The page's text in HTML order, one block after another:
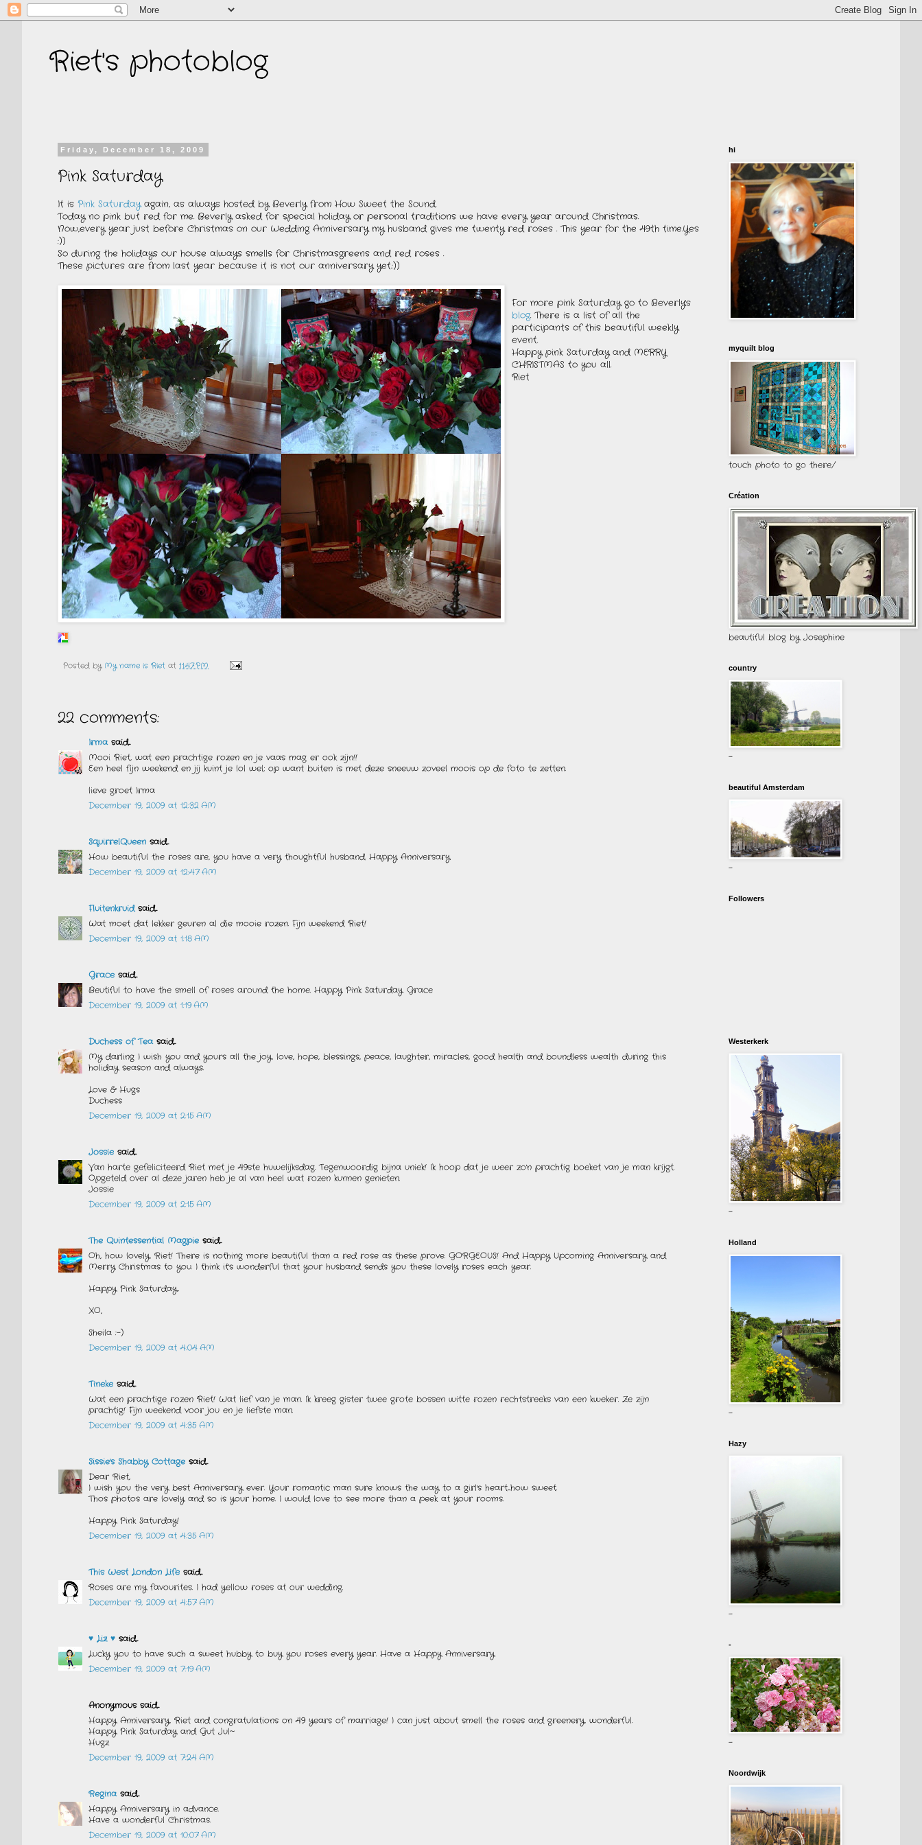
Riet's photoblog
Friday, December 18, 2009
Pink Saturday
It is Pink Saturdayagain, as always hosted by Beverly from How Sweet the Sound.
Today no pink but red for me. Beverly asked for special holiday or personal traditions we have every year around Christmas.
Now,every year just before Christmas on our Wedding Anniversary my husband gives me twenty red roses . This year for the 49th time.Yes
:))
So during the holidays our house always smells for Christmasgreens and red roses .
These pictures are from last year because it is not our anniversary yet.:))
For more pink Saturday go to Beverly's
blog. There is a list of all the
participants of this beautiful weekly
event.
Happy pink Saturday and MERRY
CHRISTMAS to you all.
Riet
Posted by My name is Riet at 11:47 PM
22 comments:
Irmasaid...
Mooi Riet, wat een prachtige rozen en je vaas mag er ook zijn!!
Een heel fijn weekend en jij kuint je lol wel; op want buiten is met deze sneeuw zoveel moois op de foto te zetten.
lieve groet Irma
December 19, 2009 at 12:32 AM
SquirrelQueen said...
How beautiful the roses are, you have a very thoughtful husband. Happy Anniversary.
December 19, 2009 at 12:47 AM
Fluitenkruidsaid...
Wat moet dat lekker geuren al die mooie rozen. Fijn weekend Riet!
December 19, 2009 at 1:18 AM
Grace said...
Beutiful to have the smell of roses around the home. Happy Pink Saturday. Grace
December 19, 2009 at 1:19 AM
Duchess of Teasaid...
My darling I wish you and yours all the joy, love, hope, blessings, peace, laughter, miracles, good health and boundless wealth during this
holiday season and always.
Love & Hugs
Duchess
December 19, 2009 at 2:15 AM
Jossie said...
Van harte gefeliciteerd Riet met je 49ste huwelijksdag. Tegenwoordig bijna uniek! Ik hoop dat je weer zo'n prachtig boeket van je man krijgt.
Opgeteld over al deze jaren heb je al van heel wat rozen kunnen genieten.
Jossie
December 19, 2009 at 2:15 AM
The Quintessential Magpie said...
Oh, how lovely, Riet! There is nothing more beautiful than a red rose as these prove. GORGEOUS! And Happy Upcoming Anniversary and
Merry Christmas to you. I think it's wonderful that your husband sends you these lovely roses each year.
Happy Pink Saturday...
XO,
Sheila :-)
December 19, 2009 at 4:04 AM
Tineke said...
Wat een prachtige rozen Riet! Wat lief van je man. Ik kreeg gister twee grote bossen witte rozen rechtstreeks van een kweker. Ze zijn
prachtig! Fijn weekend voor jou en je liefste man.
December 19, 2009 at 4:35 AM
Sissie's Shabby Cottage said...
Dear Riet,
I wish you the very best Anniversary ever. Your romantic man sure knows the way to a girl's heart....how sweet.
Thos photos are lovely and so is your home. I would love to see more than a peek at your rooms.
Happy Pink Saturday!
December 19, 2009 at 4:35 AM
This West London Life said...
Roses are my favourites. I had yellow roses at our wedding.
December 19, 2009 at 4:57 AM
♥ Liz ♥ said...
Lucky you to have such a sweet hubby to buy you roses every year. Have a Happy Anniversary.
December 19, 2009 at 7:19 AM
Anonymous said...
Happy Anniversary, Riet and congratulations on 49 years of marriage! I can just about smell the roses and greenery, wonderful.
Happy Pink Saturday and Gut Jul~
Hugz
December 19, 2009 at 7:24 AM
Regina said...
Happy Anniversary in advance.
Have a wonderful Christmas.
December 19, 2009 at 10:07 AM
hi
myquilt blog
touch photo to go there/
Création
beautiful blog by Josephine
country
-
beautiful Amsterdam
-
Followers
Westerkerk
-
Holland
-
Hazy
-
-
-
Noordwijk